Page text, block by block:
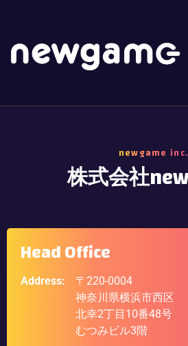
newgame inc.
株式会社
Head Office
Address:
〒220-0004
神奈川県横浜市西区
北幸2丁目10番48号
むつみビル3階